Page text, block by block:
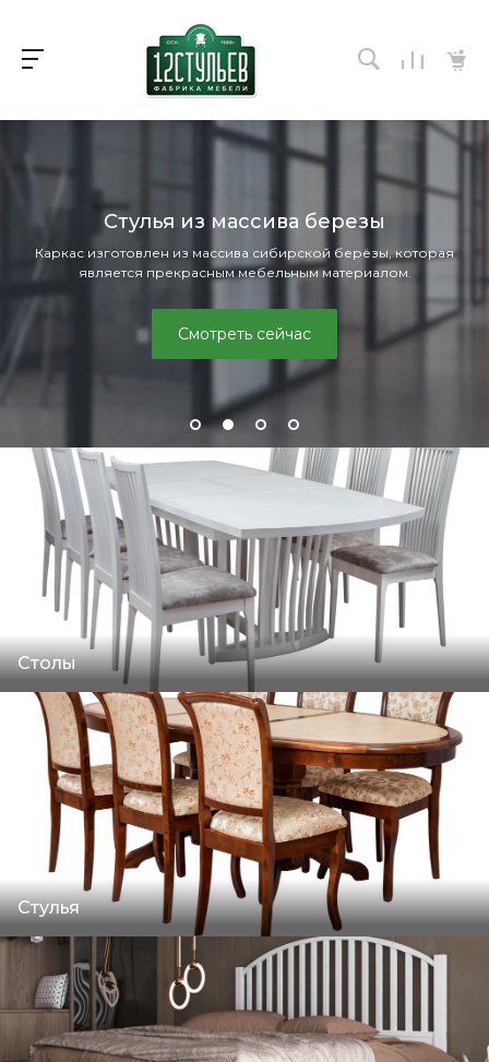
Стулья из массива березы
Каркас изготовлен из массива сибирской берёзы, которая
является прекрасным мебельным материалом.
Смотреть сейчас
Столы
Стулья